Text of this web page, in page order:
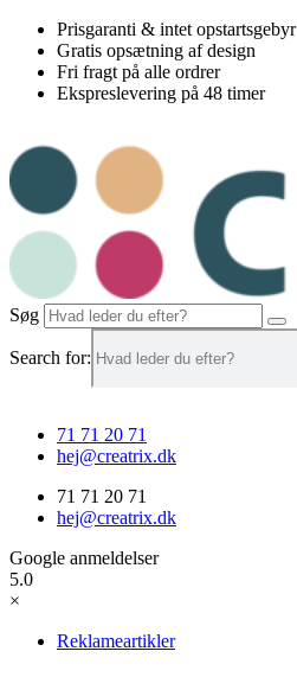
Videre
indhold
Prisgaranti & intet opstartsgebyr
Gratis opsætning af design
Fri fragt på alle ordrer
Ekspreslevering på 48 timer
Søg
Search for:
71 71 20 71
hej@creatrix.dk
71 71 20 71
hej@creatrix.dk
Google anmeldelser
5.0
×
Reklameartikler